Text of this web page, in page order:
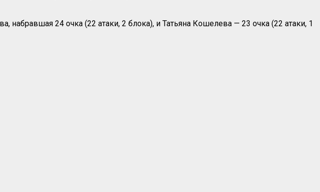
24 очка (22 атаки, 2 блока), и Татьяна Кошелева — 23 очка (22 атаки, 1